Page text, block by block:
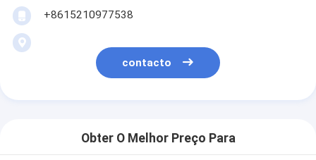
+8615210977538
contacto
Obter O Melhor Preço Para